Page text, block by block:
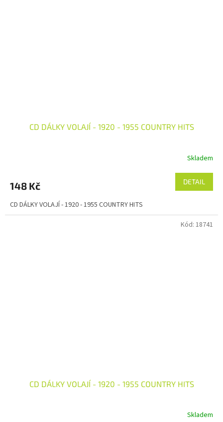
CD DÁLKY VOLAJÍ - 1920 - 1955 COUNTRY HITS
Skladem
148 Kč DETAIL
CD DÁLKY VOLAJÍ - 1920 - 1955 COUNTRY HITS
CD DÁLKY VOLAJÍ - 1920 - 1955 COUNTRY HITS
Skladem
Kód: 18741